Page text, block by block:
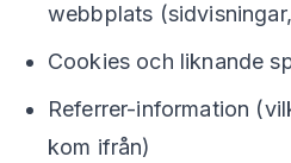
webbplats
Cookies och liknande
Referrer-information
kom ifrån)